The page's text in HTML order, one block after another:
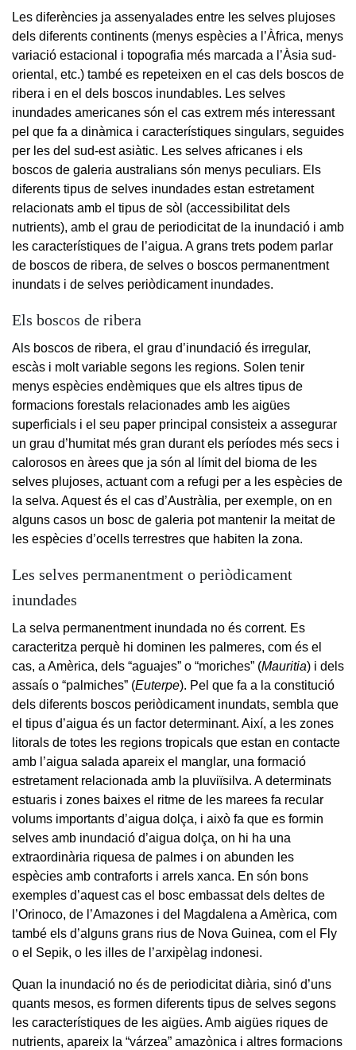
Les diferències ja assenyalades entre les selves plujoses
dels diferents continents (menys espècies a l’Àfrica, menys
variació estacional i topografia més marcada a l’Àsia sud-
oriental, etc.) també es repeteixen en el cas dels boscos de
ribera i en el dels boscos inundables. Les selves
inundades americanes són el cas extrem més interessant
pel que fa a dinàmica i característiques singulars, seguides
per les del sud-est asiàtic. Les selves africanes i els
boscos de galeria australians són menys peculiars. Els
diferents tipus de selves inundades estan estretament
relacionats amb el tipus de sòl (accessibilitat dels
nutrients), amb el grau de periodicitat de la inundació i amb
les característiques de l’aigua. A grans trets podem parlar
de boscos de ribera, de selves o boscos permanentment
inundats i de selves periòdicament inundades.
Els boscos de ribera
Als boscos de ribera, el grau d’inundació és irregular,
escàs i molt variable segons les regions. Solen tenir
menys espècies endèmiques que els altres tipus de
formacions forestals relacionades amb les aigües
superficials i el seu paper principal consisteix a assegurar
un grau d’humitat més gran durant els períodes més secs i
calorosos en àrees que ja són al límit del bioma de les
selves plujoses, actuant com a refugi per a les espècies de
la selva. Aquest és el cas d’Austràlia, per exemple, on en
alguns casos un bosc de galeria pot mantenir la meitat de
les espècies d’ocells terrestres que habiten la zona.
Les selves permanentment o periòdicament
inundades
La selva permanentment inundada no és corrent. Es
caracteritza perquè hi dominen les palmeres, com és el
cas, a Amèrica, dels “aguajes” o “moriches” (Mauritia) i dels
assaís o “palmiches” (Euterpe). Pel que fa a la constitució
dels diferents boscos periòdicament inundats, sembla que
el tipus d’aigua és un factor determinant. Així, a les zones
litorals de totes les regions tropicals que estan en contacte
amb l’aigua salada apareix el manglar, una formació
estretament relacionada amb la pluviïsilva. A determinats
estuaris i zones baixes el ritme de les marees fa recular
volums importants d’aigua dolça, i això fa que es formin
selves amb inundació d’aigua dolça, on hi ha una
extraordinària riquesa de palmes i on abunden les
espècies amb contraforts i arrels xanca. En són bons
exemples d’aquest cas el bosc embassat dels deltes de
l’Orinoco, de l’Amazones i del Magdalena a Amèrica, com
també els d’alguns grans rius de Nova Guinea, com el Fly
o el Sepik, o les illes de l’arxipèlag indonesi.
Quan la inundació no és de periodicitat diària, sinó d’uns
quants mesos, es formen diferents tipus de selves segons
les característiques de les aigües. Amb aigües riques de
nutrients, apareix la “várzea” amazònica i altres formacions